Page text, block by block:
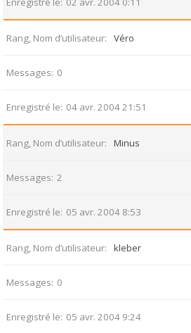
Rang, Nom d’utilisateur Véro
Messages 0
Enregistré le 04 avr. 2004 21:51
Rang, Nom d’utilisateur Minus
Messages 2
Enregistré le 05 avr. 2004 8:53
Rang, Nom d’utilisateur kleber
Messages 0
Enregistré le 05 avr. 2004 9:24